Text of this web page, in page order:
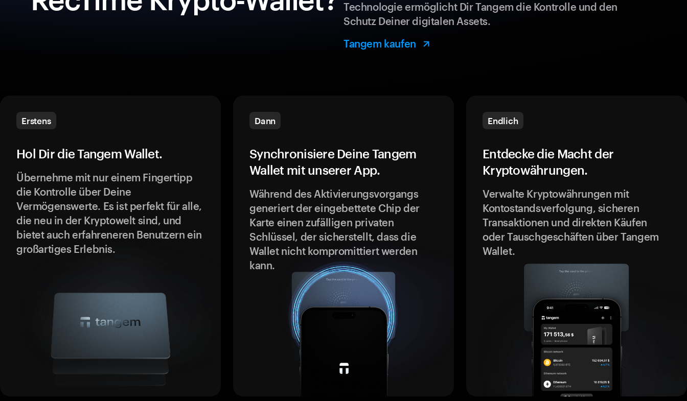
Technologie ermöglicht Dir Tangem die Kontrolle und den
Schutz Deiner digitalen Assets.
Tangem kaufen
Erstens
Hol Dir die Tangem Wallet.
Übernehme mit nur einem Fingertipp
die Kontrolle über Deine
Vermögenswerte. Es ist perfekt für alle,
die neu in der Kryptowelt sind, und
bietet auch erfahreneren Benutzern ein
großartiges Erlebnis.
Dann
Synchronisiere Deine Tangem
Wallet mit unserer App.
Während des Aktivierungsvorgangs
generiert der eingebettete Chip der
Karte einen zufälligen privaten
Schlüssel, der sicherstellt, dass die
Wallet nicht kompromittiert werden
kann.
Endlich
Entdecke die Macht der
Kryptowährungen.
Verwalte Kryptowährungen mit
Kontostandsverfolgung, sicheren
Transaktionen und direkten Käufen
oder Tauschgeschäften über Tangem
Wallet.